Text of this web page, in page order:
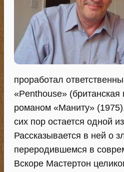
проработал
«Penthouse»
романом «Маниту»
сих пор остается одной
Рассказывается в ней о
переродившемся в
Вскоре Мастертон